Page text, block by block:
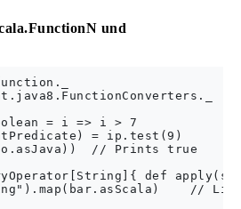
und
= i => i > 7
= ip.test(9)
// Prints true
def
//